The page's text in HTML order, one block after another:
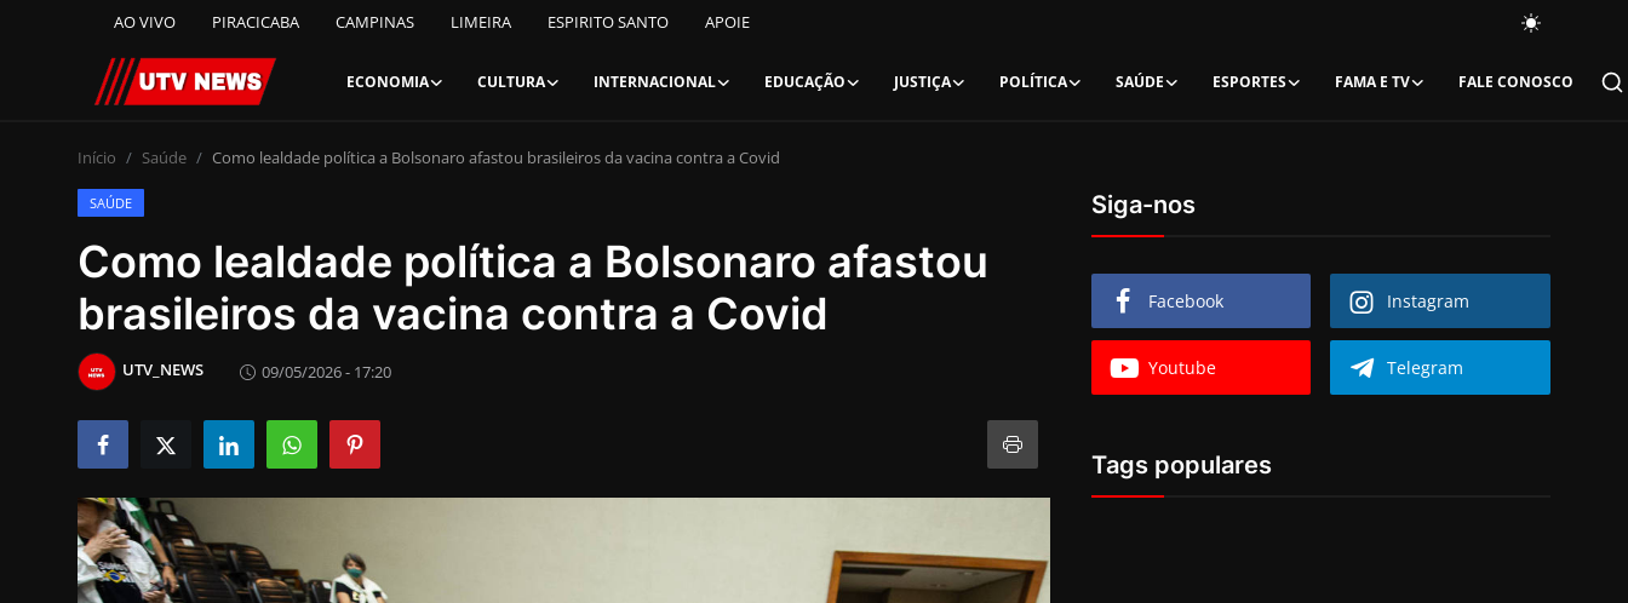
AO VIVO PIRACICABA CAMPINAS LIMEIRA ESPIRITO SANTO APOIE
ECONOMIA CULTURA INTERNACIONAL EDUCAÇÃO JUSTIÇA POLÍTICA SAÚDE ESPORTES FAMA E TV FALE CONOSCO
AO VIVO
PIRACICABA
CAMPINAS
LIMEIRA
ESPIRITO SANTO
Economia
Cultura
Internacional
Início Saúde Como lealdade política a Bolsonaro afastou brasileiros da vacina contra a Covid
SAÚDE
Como lealdade política a Bolsonaro afastou
brasileiros da vacina contra a Covid
UTV_NEWS 09/05/2026 - 17:20
Siga-nos
Facebook Instagram
Youtube Telegram
Tags populares